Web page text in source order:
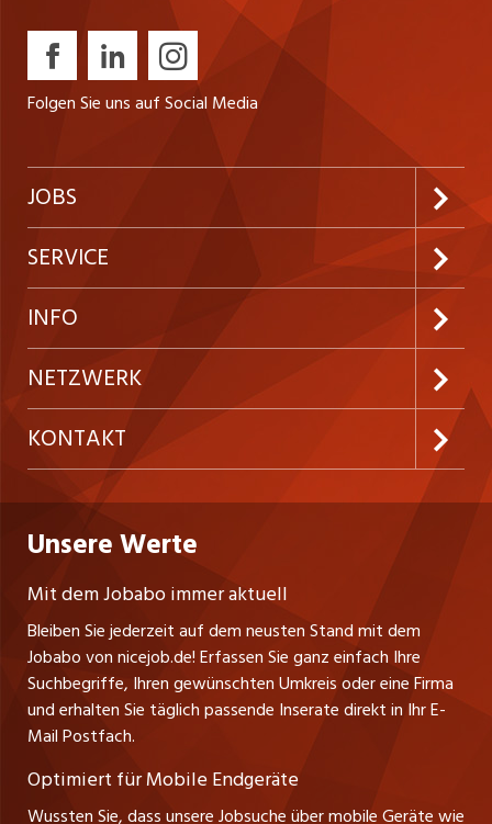
Folgen Sie uns auf Social Media
JOBS
Jobabo abonnieren
Neue Stellen
Festanstellungen
Temporäre Jobs
Freelance Jobs
Praktika
Führungspositionen
Management / Kader-Jobs
SERVICE
Kundenlogin
Inserieren
Firmen
Personalvermittler
INFO
Preise und Leistungen
AGB
Datenschutzerklärung
Nutzungsbedingungen
Impressum
NETZWERK
ostjob.ch
westjob.at
jobzüri.ch
jobmittelland.ch
jobbern.ch
jobbasel.ch
zentraljob.ch
myjob.ch
KONTAKT
Niederlassung
Fa. nicejob.de
PR Medien GmbH
Lindauer Straße 16
D-88239 Wangen
Tel. +49 07522 795034
Thomas Reiner
Ansprechpartner
Unsere Werte
Mit dem Jobabo immer aktuell
Bleiben Sie jederzeit auf dem neusten Stand mit dem
Jobabo von nicejob.de! Erfassen Sie ganz einfach Ihre
Suchbegriffe, Ihren gewünschten Umkreis oder eine Firma
und erhalten Sie täglich passende Inserate direkt in Ihr E-
Mail Postfach.
Optimiert für Mobile Endgeräte
Wussten Sie, dass unsere Jobsuche über mobile Geräte wie